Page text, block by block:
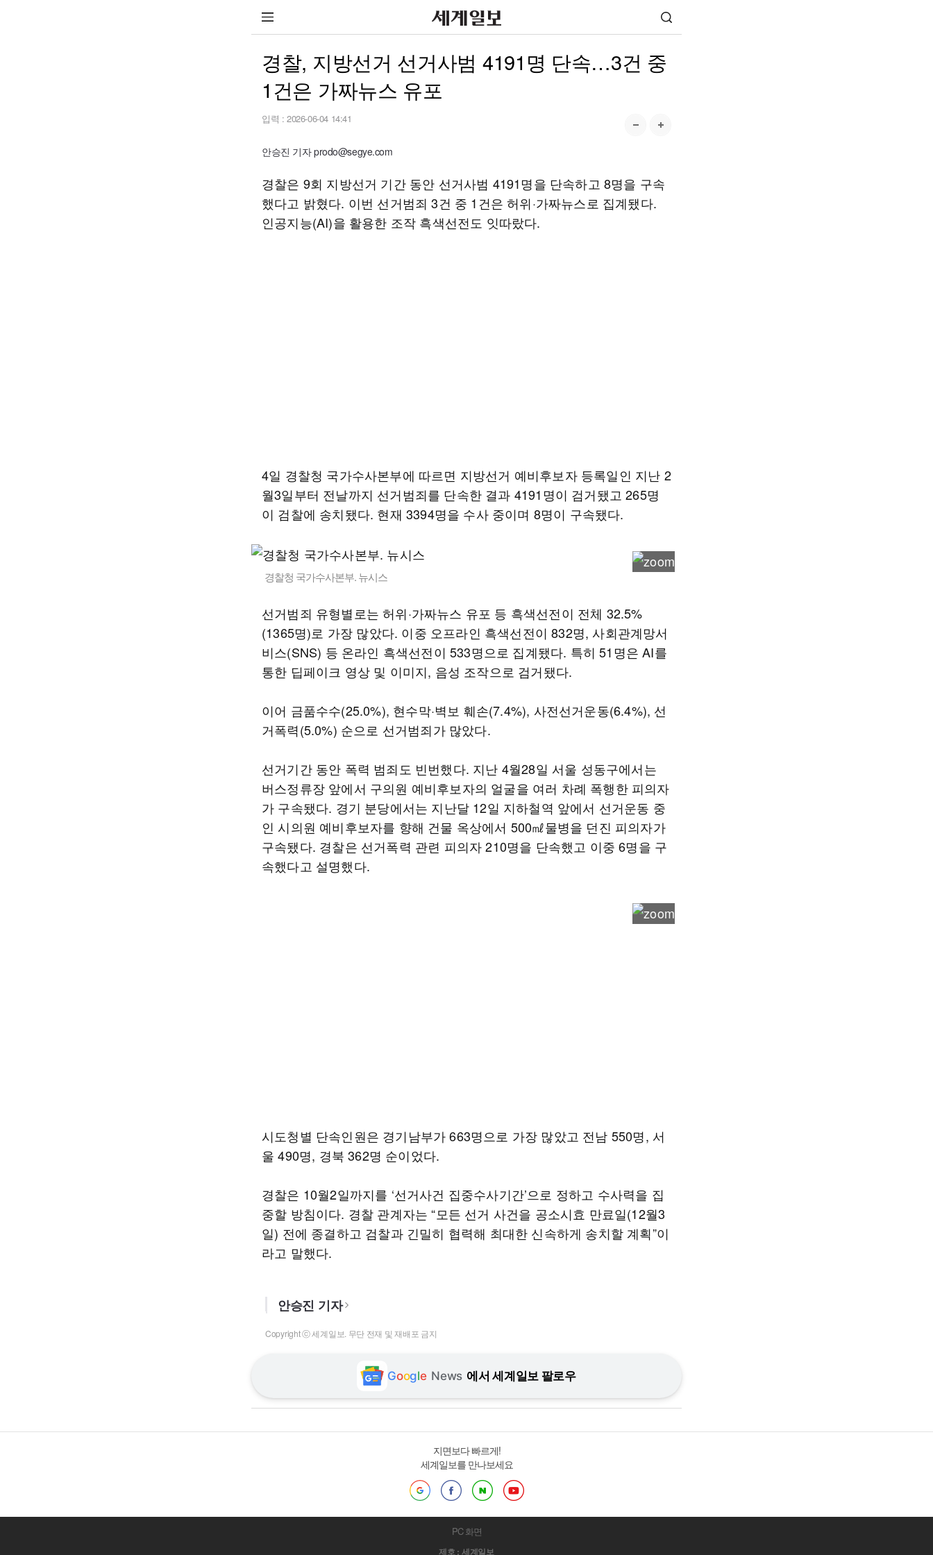
경찰, 지방선거 선거사범 4191명 단속…3건 중
1건은 가짜뉴스 유포
입력 : 2026-06-04 14:41
안승진 기자 prodo@segye.com
경찰은 9회 지방선거 기간 동안 선거사범 4191명을 단속하고 8명을 구속
했다고 밝혔다. 이번 선거범죄 3건 중 1건은 허위·가짜뉴스로 집계됐다.
인공지능(AI)을 활용한 조작 흑색선전도 잇따랐다.
4일 경찰청 국가수사본부에 따르면 지방선거 예비후보자 등록일인 지난 2
월3일부터 전날까지 선거범죄를 단속한 결과 4191명이 검거됐고 265명
이 검찰에 송치됐다. 현재 3394명을 수사 중이며 8명이 구속됐다.
경찰청 국가수사본부. 뉴시스
선거범죄 유형별로는 허위·가짜뉴스 유포 등 흑색선전이 전체 32.5%
(1365명)로 가장 많았다. 이중 오프라인 흑색선전이 832명, 사회관계망서
비스(SNS) 등 온라인 흑색선전이 533명으로 집계됐다. 특히 51명은 AI를
통한 딥페이크 영상 및 이미지, 음성 조작으로 검거됐다.
이어 금품수수(25.0%), 현수막·벽보 훼손(7.4%), 사전선거운동(6.4%), 선
거폭력(5.0%) 순으로 선거범죄가 많았다.
선거기간 동안 폭력 범죄도 빈번했다. 지난 4월28일 서울 성동구에서는
버스정류장 앞에서 구의원 예비후보자의 얼굴을 여러 차례 폭행한 피의자
가 구속됐다. 경기 분당에서는 지난달 12일 지하철역 앞에서 선거운동 중
인 시의원 예비후보자를 향해 건물 옥상에서 500㎖물병을 던진 피의자가
구속됐다. 경찰은 선거폭력 관련 피의자 210명을 단속했고 이중 6명을 구
속했다고 설명했다.
시도청별 단속인원은 경기남부가 663명으로 가장 많았고 전남 550명, 서
울 490명, 경북 362명 순이었다.
경찰은 10월2일까지를 ‘선거사건 집중수사기간’으로 정하고 수사력을 집
중할 방침이다. 경찰 관계자는 “모든 선거 사건을 공소시효 만료일(12월3
일) 전에 종결하고 검찰과 긴밀히 협력해 최대한 신속하게 송치할 계획”이
라고 말했다.
안승진 기자
Copyright ⓒ 세계일보. 무단 전재 및 재배포 금지
Google News 에서 세계일보 팔로우
지면보다 빠르게!
세계일보를 만나보세요
PC 화면
제호 : 세계일보